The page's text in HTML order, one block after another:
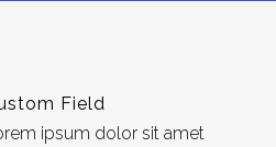
Field
ipsum dolor sit amet